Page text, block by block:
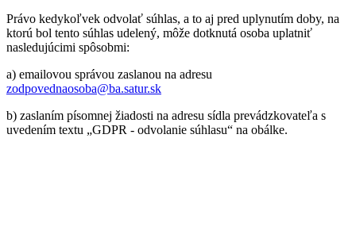
Právo kedykoľvek odvolať súhlas, a to aj pred uplynutím doby, na
ktorú bol tento súhlas udelený, môže dotknutá osoba uplatniť
nasledujúcimi spôsobmi:
a) emailovou správou zaslanou na adresu
zodpovednaosoba@ba.satur.sk
b) zaslaním písomnej žiadosti na adresu sídla prevádzkovateľa s
uvedením textu „GDPR - odvolanie súhlasu“ na obálke.